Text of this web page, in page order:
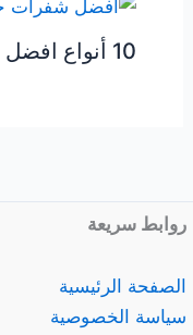
10 أنواع افضل شفرات حلاقة نسائية
روابط سريعة
الصفحة الرئيسية
سياسة الخصوصية